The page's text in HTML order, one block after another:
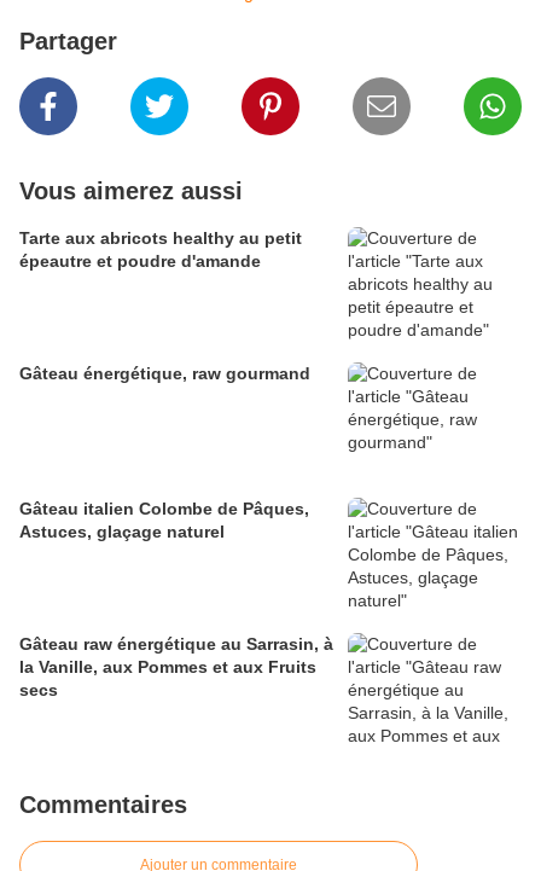
Partager
Vous aimerez aussi
Tarte aux abricots healthy au petit
épeautre et poudre d'amande
Gâteau énergétique, raw gourmand
Gâteau italien Colombe de Pâques,
Astuces, glaçage naturel
Gâteau raw énergétique au Sarrasin, à
la Vanille, aux Pommes et aux Fruits
secs
Commentaires
Ajouter un commentaire